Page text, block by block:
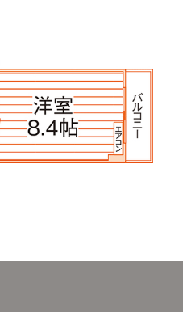
電車
25分
電車
25分
→京成八幡
40分
成船橋/船橋（6分）→（JR
JR武蔵野線9分）→新浦安